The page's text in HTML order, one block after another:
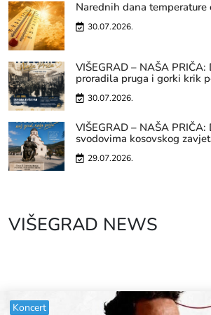
Narednih dana temperature
30.07.2026.
VIŠEGRAD – NAŠA PRIČA:
proradila pruga i gorki krik
30.07.2026.
VIŠEGRAD – NAŠA
svodovima kosovskog
29.07.2026.
VIŠEGRAD NEWS
Koncert